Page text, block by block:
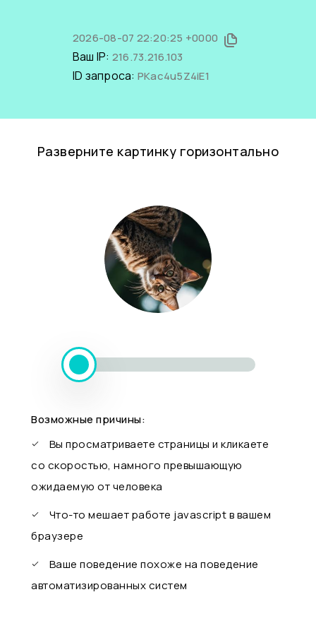
2026-08-07 22:20:25 +0000
Ваш IP: 216.73.216.103
ID запроса: PKac4u5Z4iE1
Разверните картинку горизонтально
Возможные причины:
Вы просматриваете страницы и кликаете
со скоростью, намного превышающую
ожидаемую от человека
Что-то мешает работе javascript в вашем
браузере
Ваше поведение похоже на поведение
автоматизированных систем